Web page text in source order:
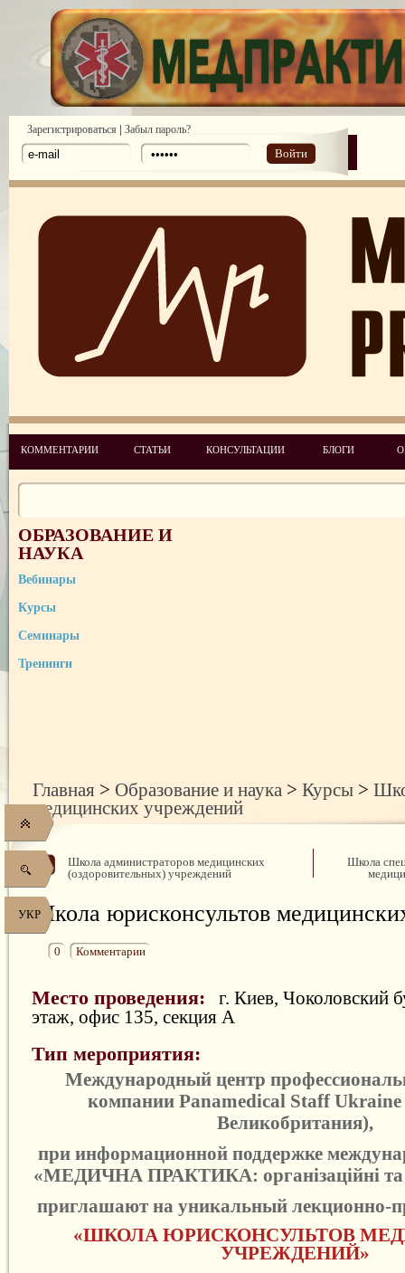
УКР
Зарегистрироваться | Забыл пароль?
Войти
КОММЕНТАРИИ СТАТЬИ КОНСУЛЬТАЦИИ БЛОГИ
Школа администраторов медицинских (оздоровительных)
Школа специалистов по качеству медицинского обслуживания
ОБРАЗОВАНИЕ И
НАУКА
Вебинары
Курсы
Семинары
Тренинги
Главная > Образование и наука > Курсы >
медицинских учреждений
Школа администраторов медицинских
(оздоровительных) учреждений
Школа
Школа юрисконсультов
0 Комментарии
Место проведения: г. Киев, Чоколовский
этаж, офис 135, секция А
Тип мероприятия:
Международный центр
компании Panamedical Staff
Великобритания),
при информационной поддержке
«МЕДИЧНА ПРАКТИКА: організаційні та
приглашают на уникальный лекционно-
«ШКОЛА ЮРИСКОНСУЛЬТОВ
УЧРЕЖДЕНИЙ»